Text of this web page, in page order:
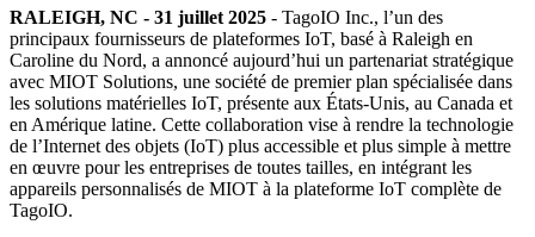
RALEIGH, NC - 31 juillet 2025 - TagoIO Inc., l’un des
principaux fournisseurs de plateformes IoT, basé à Raleigh en
Caroline du Nord, a annoncé aujourd’hui un partenariat stratégique
avec MIOT Solutions, une société de premier plan spécialisée dans
les solutions matérielles IoT, présente aux États-Unis, au Canada et
en Amérique latine. Cette collaboration vise à rendre la technologie
de l’Internet des objets (IoT) plus accessible et plus simple à mettre
en œuvre pour les entreprises de toutes tailles, en intégrant les
appareils personnalisés de MIOT à la plateforme IoT complète de
TagoIO.